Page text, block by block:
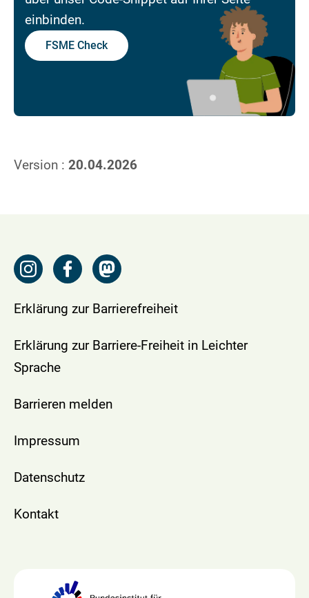
einbinden.
FSME Check
Version : 20.04.2026
Erklärung zur Barrierefreiheit
Erklärung zur Barriere-Freiheit in Leichter
Sprache
Barrieren melden
Impressum
Datenschutz
Kontakt